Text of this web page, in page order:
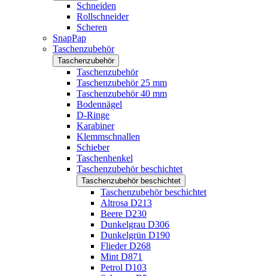
Schneiden
Rollschneider
Scheren
SnapPap
Taschenzubehör
Taschenzubehör
Taschenzubehör
Taschenzubehör 25 mm
Taschenzubehör 40 mm
Bodennägel
D-Ringe
Karabiner
Klemmschnallen
Schieber
Taschenhenkel
Taschenzubehör beschichtet
Taschenzubehör beschichtet
Taschenzubehör beschichtet
Altrosa D213
Beere D230
Dunkelgrau D306
Dunkelgrün D190
Flieder D268
Mint D871
Petrol D103